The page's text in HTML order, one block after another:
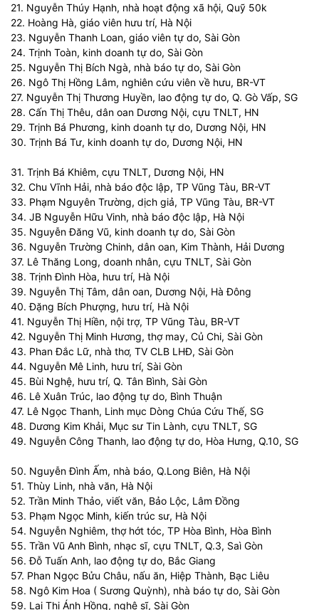
21. Nguyễn Thúy Hạnh, nhà hoạt động xã hội, Quỹ 50k
22. Hoàng Hà, giáo viên hưu trí, Hà Nội
23. Nguyễn Thanh Loan, giáo viên tự do, Sài Gòn
24. Trịnh Toàn, kinh doanh tự do, Sài Gòn
25. Nguyễn Thị Bích Ngà, nhà báo tự do, Sài Gòn
26. Ngô Thị Hồng Lâm, nghiên cứu viên về hưu, BR-VT
27. Nguyễn Thị Thương Huyền, lao động tự do, Q. Gò Vấp, SG
28. Cấn Thị Thêu, dân oan Dương Nội, cựu TNLT, HN
29. Trịnh Bá Phương, kinh doanh tự do, Dương Nội, HN
30. Trịnh Bá Tư, kinh doanh tự do, Dương Nội, HN
31. Trịnh Bá Khiêm, cựu TNLT, Dương Nội, HN
32. Chu Vĩnh Hải, nhà báo độc lập, TP Vũng Tàu, BR-VT
33. Phạm Nguyên Trường, dịch giả, TP Vũng Tàu, BR-VT
34. JB Nguyễn Hữu Vinh, nhà báo độc lập, Hà Nội
35. Nguyễn Đăng Vũ, kinh doanh tự do, Sài Gòn
36. Nguyễn Trường Chinh, dân oan, Kim Thành, Hải Dương
37. Lê Thăng Long, doanh nhân, cựu TNLT, Sài Gòn
38. Trịnh Đình Hòa, hưu trí, Hà Nội
39. Nguyễn Thị Tâm, dân oan, Dương Nội, Hà Đông
40. Đặng Bích Phượng, hưu trí, Hà Nội
41. Nguyễn Thị Hiền, nội trợ, TP Vũng Tàu, BR-VT
42. Nguyễn Thị Minh Hương, thợ may, Củ Chi, Sài Gòn
43. Phan Đắc Lữ, nhà thơ, TV CLB LHĐ, Sài Gòn
44. Nguyễn Mê Linh, hưu trí, Sài Gòn
45. Bùi Nghệ, hưu trí, Q. Tân Bình, Sài Gòn
46. Lê Xuân Trúc, lao động tự do, Bình Thuận
47. Lê Ngọc Thanh, Linh mục Dòng Chúa Cứu Thế, SG
48. Dương Kim Khải, Mục sư Tin Lành, cựu TNLT, SG
49. Nguyễn Công Thanh, lao động tự do, Hòa Hưng, Q.10, SG
50. Nguyễn Đình Ấm, nhà báo, Q.Long Biên, Hà Nội
51. Thùy Linh, nhà văn, Hà Nội
52. Trần Minh Thảo, viết văn, Bảo Lộc, Lâm Đồng
53. Phạm Ngọc Minh, kiến trúc sư, Hà Nội
54. Nguyễn Nghiêm, thợ hớt tóc, TP Hòa Bình, Hòa Bình
55. Trần Vũ Anh Bình, nhạc sĩ, cựu TNLT, Q.3, Saì Gòn
56. Đỗ Tuấn Anh, lao động tự do, Bắc Giang
57. Phan Ngọc Bửu Châu, nấu ăn, Hiệp Thành, Bạc Liêu
58. Ngô Kim Hoa ( Sương Quỳnh), nhà báo tự do, Sài Gòn
59. Lại Thị Ánh Hồng, nghệ sĩ, Sài Gòn